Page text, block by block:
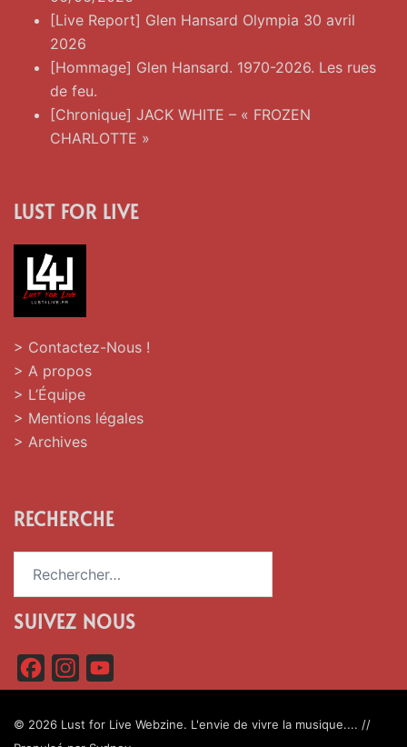
[Live Report] Glen Hansard Olympia 30 avril
2026
[Hommage] Glen Hansard. 1970-2026. Les rues
de feu.
[Chronique] JACK WHITE – « FROZEN
CHARLOTTE »
LUST FOR LIVE
> Contactez-Nous !
> A propos
> L’Équipe
> Mentions légales
> Archives
RECHERCHE
SUIVEZ NOUS
a
c
n
s
o
u
© 2026 Lust for Live Webzine. L'envie de vivre la musique.... //